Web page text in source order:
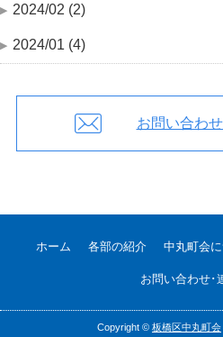
2024/02 (2)
2024/01 (4)
お問い合わ
ホーム 各部の紹介 中丸町会
お問い合わせ･
Copyright © 板橋区中丸町会